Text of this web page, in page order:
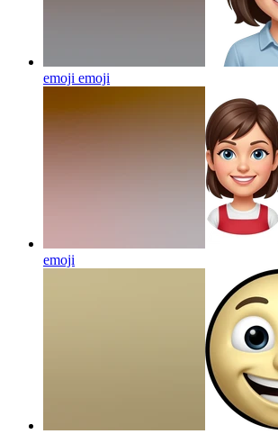
emoji emoji
emoji